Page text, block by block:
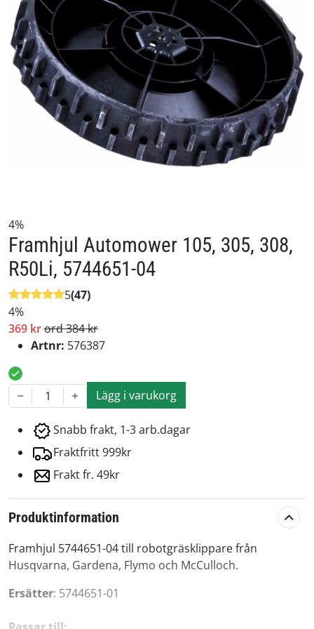
4%
Framhjul Automower 105, 305, 308,
R50Li, 5744651-04
5(47)
4%
369 krord 384 kr
Artnr: 576387
1 Lägg i varukorg
Snabb frakt, 1-3 arb.dagar
Fraktfritt 999kr
Frakt fr. 49kr
Produktinformation
Framhjul 5744651-04 till robotgräsklippare från
Husqvarna, Gardena, Flymo och McCulloch.
Ersätter: 5744651-01